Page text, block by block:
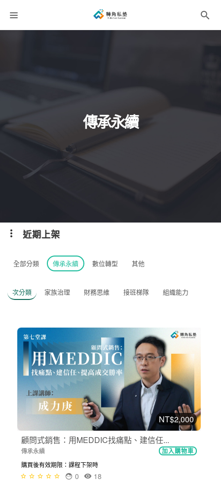
傳承永續
近期上架
全部分類 傳承永續 數位轉型 其他
次分類 家族治理 財務思維 接班梯隊 組織能力
NT$2,000
顧問式銷售：用MEDDIC找痛點、建信任...
傳承永續 加入購物車
購買後有效期限：課程下架時
18
0